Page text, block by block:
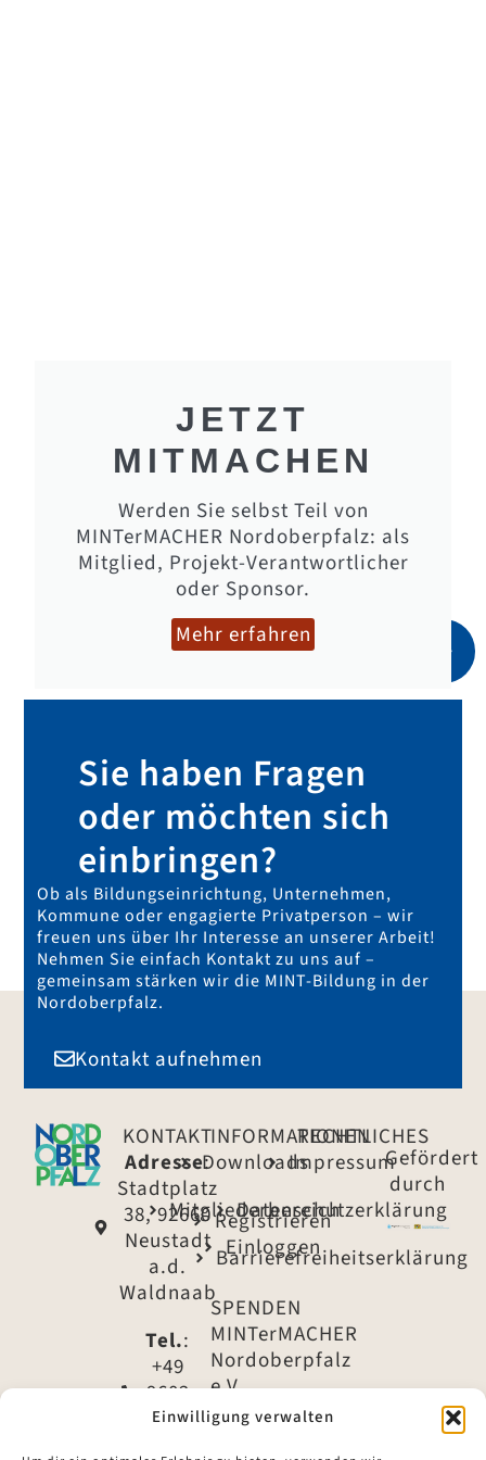
Einwilligung verwalten
JETZT
MITMACHEN
Werden Sie selbst Teil von
MINTerMACHER Nordoberpfalz: als
Mitglied, Projekt-Verantwortlicher
oder Sponsor.
Mehr erfahren
Sie haben Fragen
oder möchten sich
einbringen?
Ob als Bildungseinrichtung, Unternehmen,
Kommune oder engagierte Privatperson – wir
freuen uns über Ihr Interesse an unserer Arbeit!
Nehmen Sie einfach Kontakt zu uns auf –
gemeinsam stärken wir die MINT-Bildung in der
Nordoberpfalz.
Kontakt aufnehmen
KONTAKT
Adresse:
Stadtplatz
38, 92660
Neustadt
a.d.
Waldnaab
Tel.:
+49
9602
79 -
INFORMATIONEN
Downloads
Mitgliederbereich
Registrieren
Einloggen
SPENDEN
MINTerMACHER
Nordoberpfalz
e.V.
IBAN:
DE61
RECHTLICHES
Impressum
Datenschutzerklärung
Barrierefreiheitserklärung
Gefördert
durch